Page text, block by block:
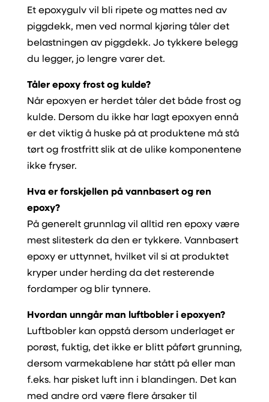
Et epoxygulv vil bli ripete og mattes ned av
piggdekk, men ved normal kjøring tåler det
belastningen av piggdekk. Jo tykkere belegg
du legger, jo lengre varer det.
Tåler epoxy frost og kulde?
Når epoxyen er herdet tåler det både frost og
kulde. Dersom du ikke har lagt epoxyen ennå
er det viktig å huske på at produktene må stå
tørt og frostfritt slik at de ulike komponentene
ikke fryser.
Hva er forskjellen på vannbasert og ren
epoxy?
På generelt grunnlag vil alltid ren epoxy være
mest slitesterk da den er tykkere. Vannbasert
epoxy er uttynnet, hvilket vil si at produktet
kryper under herding da det resterende
fordamper og blir tynnere.
Hvordan unngår man luftbobler i epoxyen?
Luftbobler kan oppstå dersom underlaget er
porøst, fuktig, det ikke er blitt påført grunning,
dersom varmekablene har stått på eller man
f.eks. har pisket luft inn i blandingen. Det kan
med andre ord være flere årsaker til